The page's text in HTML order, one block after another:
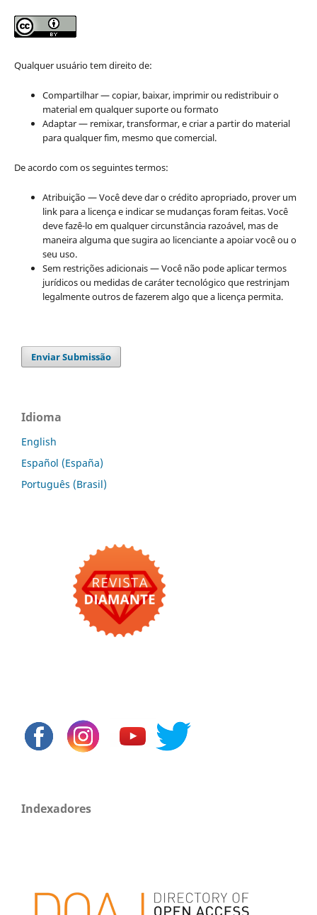
Qualquer usuário tem direito de:
Compartilhar — copiar, baixar, imprimir ou redistribuir o
material em qualquer suporte ou formato
Adaptar — remixar, transformar, e criar a partir do material
para qualquer fim, mesmo que comercial.
De acordo com os seguintes termos:
Atribuição — Você deve dar o crédito apropriado, prover um
link para a licença e indicar se mudanças foram feitas. Você
deve fazê-lo em qualquer circunstância razoável, mas de
maneira alguma que sugira ao licenciante a apoiar você ou o
seu uso.
Sem restrições adicionais — Você não pode aplicar termos
jurídicos ou medidas de caráter tecnológico que restrinjam
legalmente outros de fazerem algo que a licença permita.
Enviar Submissão
Idioma
English
Español (España)
Português (Brasil)
Indexadores